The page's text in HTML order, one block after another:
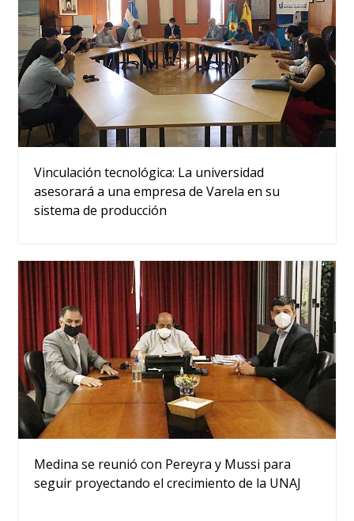
Vinculación tecnológica: La universidad
asesorará a una empresa de Varela en su
sistema de producción
Medina se reunió con Pereyra y Mussi para
seguir proyectando el crecimiento de la UNAJ